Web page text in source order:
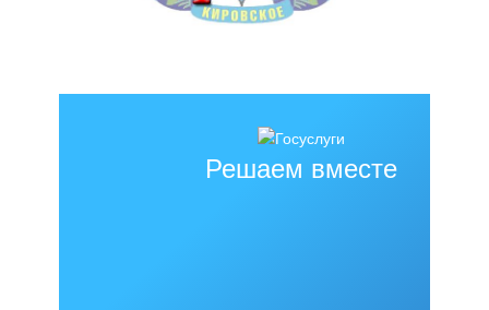
Решаем вместе